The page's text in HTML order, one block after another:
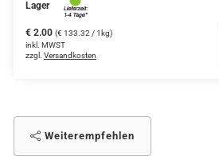
Lager
€ 2.00 (€ 133.32 / 1kg)
inkl. MWST
zzgl. Versandkosten
Weiterempfehlen